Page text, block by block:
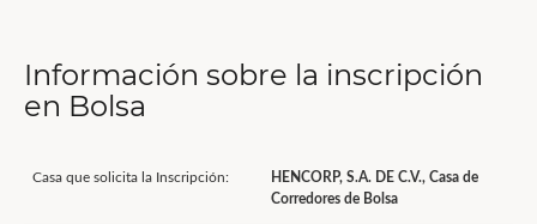
Información sobre la inscripción
en Bolsa
Casa que solicita la Inscripción:
HENCORP, S.A. DE C.V., Casa de
Corredores de Bolsa